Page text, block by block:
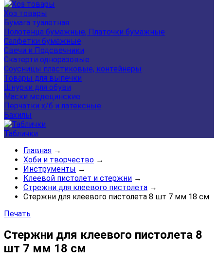
Хоз товары
Бумага туалетная
Полотенца бумажные, Платочки бумажные
Салфетки бумажные
Свечи и Подсвечники
Скатерти одноразовые
Соусницы пластиковые, контейнеры
Товары для выпечки
Шнурки для обуви
Маски медецинские
Перчатки х/б и латексные
Бахилы
Таблички
Главная →
Хоби и творчество →
Инструменты →
Клеевой пистолет и стержни →
Стрежни для клеевого пистолета →
Стержни для клеевого пистолета 8 шт 7 мм 18 см
Печать
Стержни для клеевого пистолета 8
шт 7 мм 18 см